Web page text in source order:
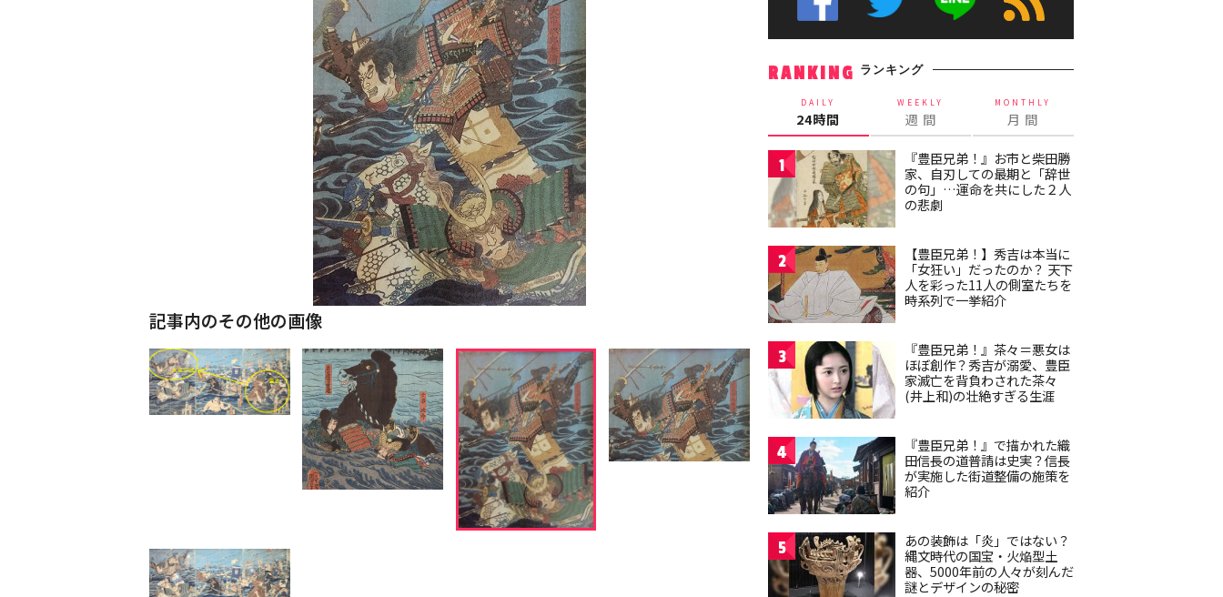
記事内のその他の画像
RANKING ランキング
DAILY
24時間
WEEKLY
週 間
MONTHLY
月 間
1
『豊臣兄弟！』お市と柴田勝
家、自刃しての最期と「辞世
の句」…運命を共にした２人
の悲劇
2
【豊臣兄弟！】秀吉は本当に
「女狂い」だったのか？ 天下
人を彩った11人の側室たちを
時系列で一挙紹介
3
『豊臣兄弟！』茶々＝悪女は
ほぼ創作？秀吉が溺愛、豊臣
家滅亡を背負わされた茶々
(井上和)の壮絶すぎる生涯
4
『豊臣兄弟！』で描かれた織
田信長の道普請は史実？信長
が実施した街道整備の施策を
紹介
5
あの装飾は「炎」ではない？
縄文時代の国宝・火焔型土
器、5000年前の人々が刻んだ
謎とデザインの秘密